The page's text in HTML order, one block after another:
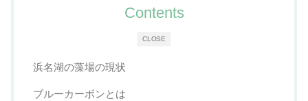
CLOSE
Contents
浜名湖の藻場の現状
ブルーカーボンとは